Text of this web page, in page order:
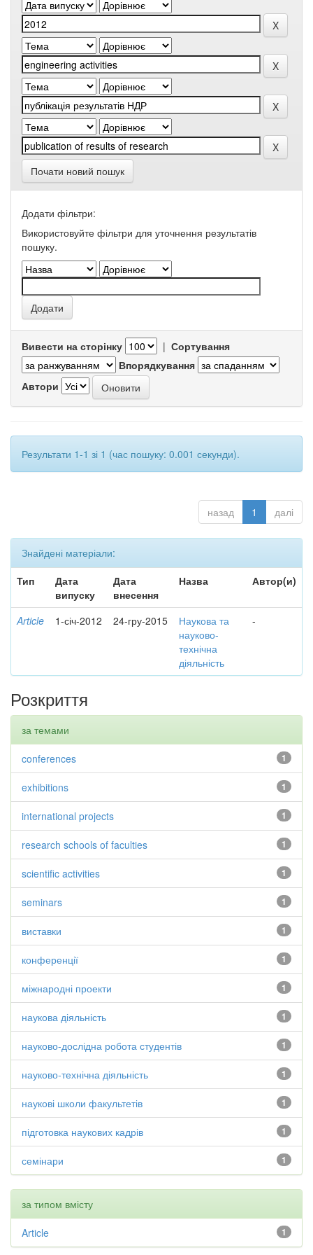
Почати новий пошук
Додати фільтри:
Використовуйте фільтри для уточнення результатів
пошуку.
Вивести на сторінку | Сортування
Впорядкування
Автори
Результати 1-1 зі 1 (час пошуку: 0.001 секунди).
назад 1 далі
Знайдені матеріали:
Тип
Дата
випуску
Дата
внесення
Назва Автор(и)
Article 1-січ-2012 24-гру-2015
Наукова та
науково-
технічна
діяльність
-
Розкриття
за темами
1
conferences
1
exhibitions
1
international projects
1
research schools of faculties
1
scientific activities
1
seminars
1
виставки
1
конференції
1
міжнародні проекти
1
наукова діяльність
1
науково-дослідна робота студентів
1
науково-технічна діяльність
1
наукові школи факультетів
1
підготовка наукових кадрів
1
семінари
за типом вмісту
1
Article